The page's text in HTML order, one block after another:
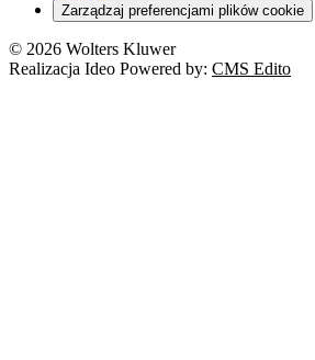
Zarządzaj preferencjami plików cookie
© 2026 Wolters Kluwer
Realizacja Ideo Powered by: CMS Edito